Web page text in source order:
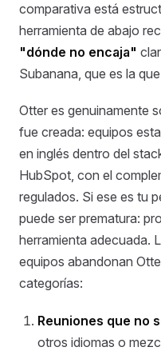
comparativa está
herramienta de abajo
"dónde no encaja"
Subanana, que es la
Otter es genuinamente
fue creada: equipos
en inglés dentro del
HubSpot, con el
regulados. Si ese es tu
puede ser prematura:
herramienta adecuada.
equipos abandonan
categorías:
Reuniones que no
otros idiomas o